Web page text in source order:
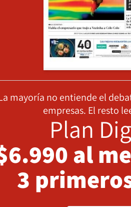
mayoría no entiende el
empresas. El resto
Plan
al
3